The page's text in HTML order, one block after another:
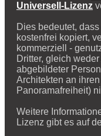
Universell-Lizenz
Dies bedeutet,
kostenfrei kopiert,
kommerziell -
Dritter, gleich
abgebildeter
Architekten an
Panoramafreiheit)
Weitere
Lizenz gibt es auf